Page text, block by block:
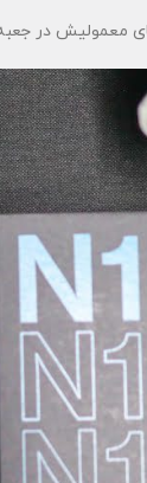
معمولیش در